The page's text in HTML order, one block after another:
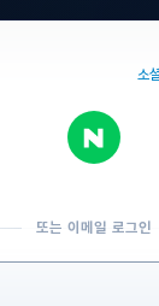
소
또는 이메일 로그인